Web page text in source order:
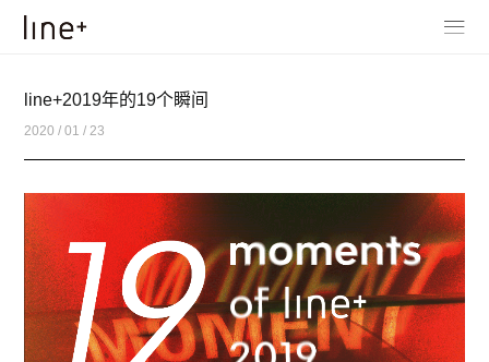
line+2019年的19个瞬间
2020 / 01 / 23